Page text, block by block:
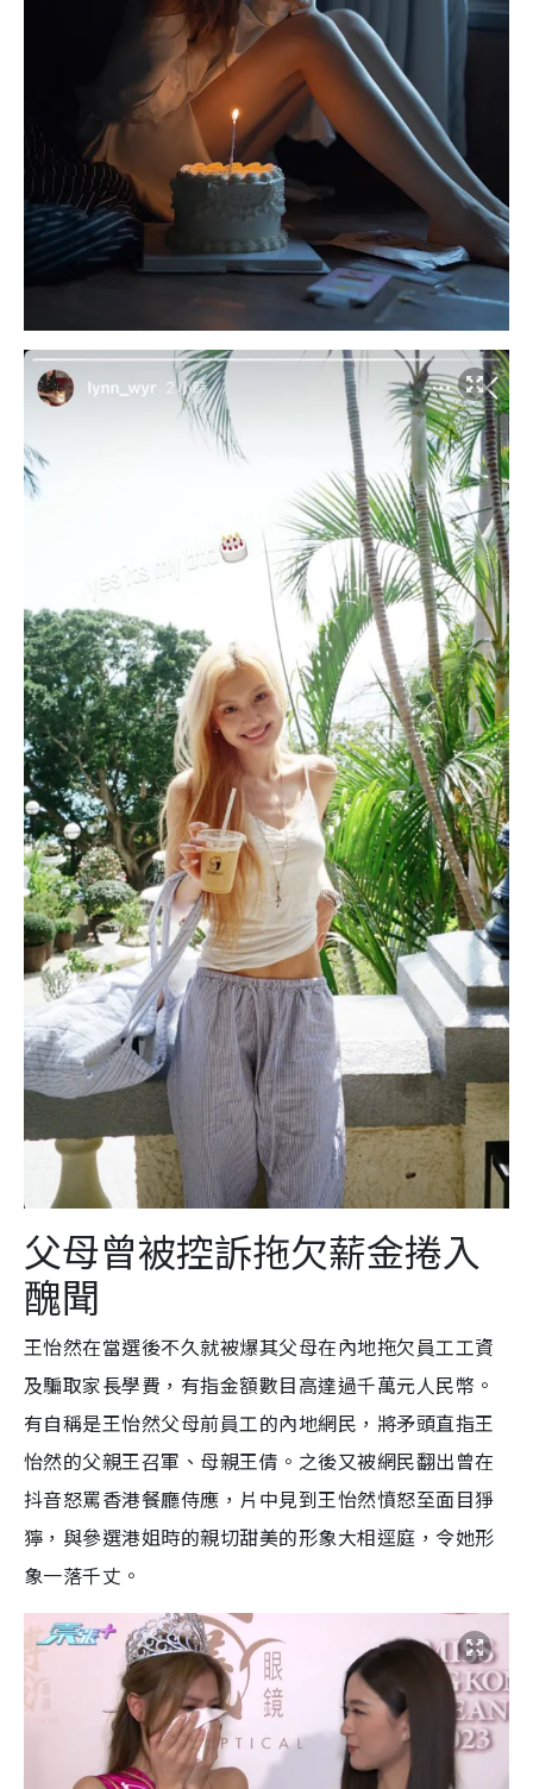
父母曾被控訴拖欠薪金捲入
醜聞
王怡然在當選後不久就被爆其父母在內地拖欠員工工資
及騙取家長學費，有指金額數目高達過千萬元人民幣。
有自稱是王怡然父母前員工的內地網民，將矛頭直指王
怡然的父親王召軍、母親王倩。之後又被網民翻出曾在
抖音怒罵香港餐廳侍應，片中見到王怡然憤怒至面目猙
獰，與參選港姐時的親切甜美的形象大相逕庭，令她形
象一落千丈。